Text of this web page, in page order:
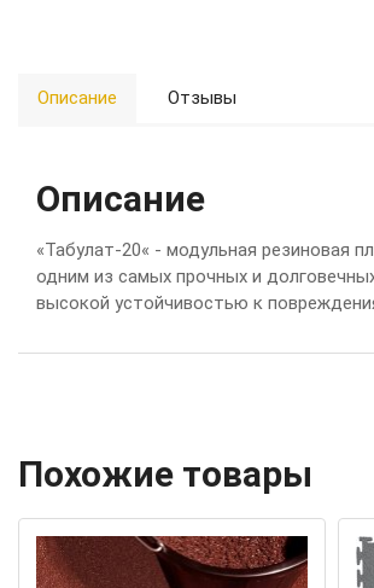
Описание Отзывы
Описание
«Табулат-20« - модульная резиновая пл
одним из самых прочных и долговечны
высокой устойчивостью к повреждени
Похожие товары